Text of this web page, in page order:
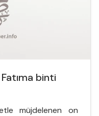
binti
müjdelenen on